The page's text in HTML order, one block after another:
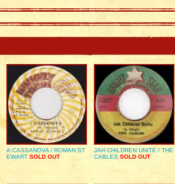
A:CASSANOVA / ROMAN ST
EWART SOLD OUT
JAH CHILDREN UNITE / THE
CABLES SOLD OUT